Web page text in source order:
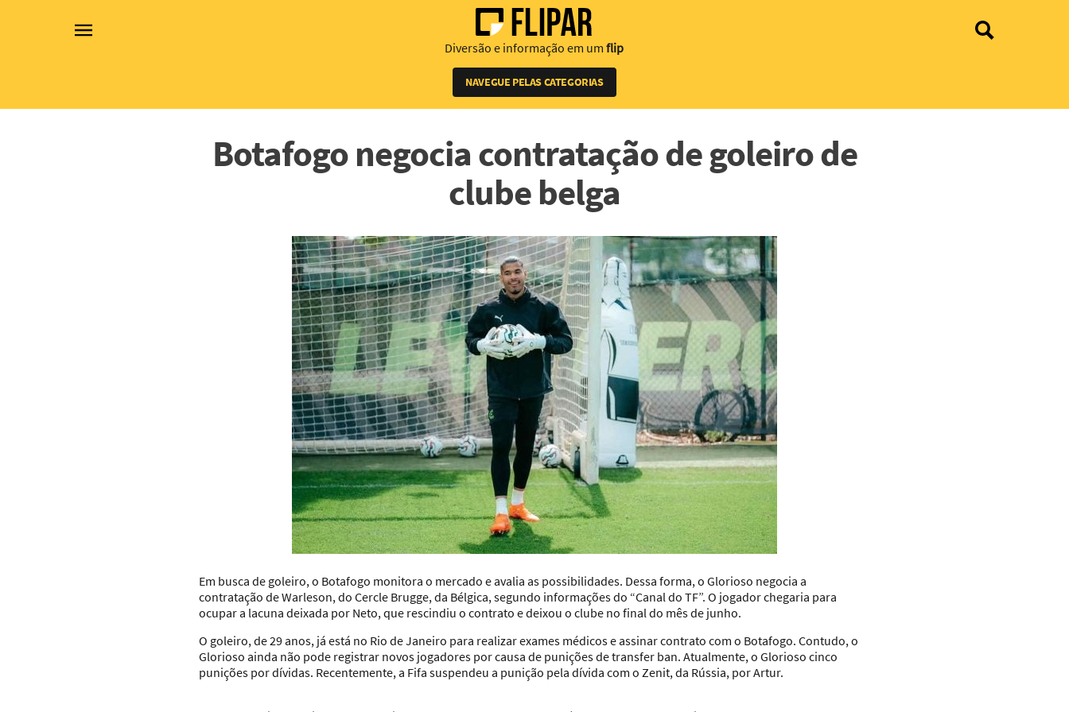
Diversão e informação em um flip
NAVEGUE PELAS CATEGORIAS
Botafogo negocia contratação de goleiro de
clube belga
Em busca de goleiro, o Botafogo monitora o mercado e avalia as possibilidades. Dessa forma, o Glorioso negocia a
contratação de Warleson, do Cercle Brugge, da Bélgica, segundo informações do “Canal do TF”. O jogador chegaria para
ocupar a lacuna deixada por Neto, que rescindiu o contrato e deixou o clube no final do mês de junho.
O goleiro, de 29 anos, já está no Rio de Janeiro para realizar exames médicos e assinar contrato com o Botafogo. Contudo, o
Glorioso ainda não pode registrar novos jogadores por causa de punições de transfer ban. Atualmente, o Glorioso cinco
punições por dívidas. Recentemente,a Fifa suspendeu a punição pela dívida com o Zenit, da Rússia, por Artur.